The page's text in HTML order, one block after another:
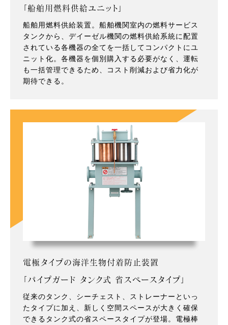
「船舶用燃料供給ユニット」
船舶用燃料供給装置。船舶機関室内の燃料サービス
タンクから、デイーゼル機関の燃料供給系統に配置
されている各機器の全てを一括してコンパクトにユ
ニット化。各機器を個別購入する必要がなく、運転
も一括管理できるため、コスト削減および省力化が
期待できる。
電極タイプの海洋生物付着防止装置
「パイプガード タンク式 省スペースタイプ」
従来のタンク、シーチェスト、ストレーナーといっ
たタイプに加え、新しく空間スペースが大きく確保
できるタンク式の省スペースタイプが登場。電極棒